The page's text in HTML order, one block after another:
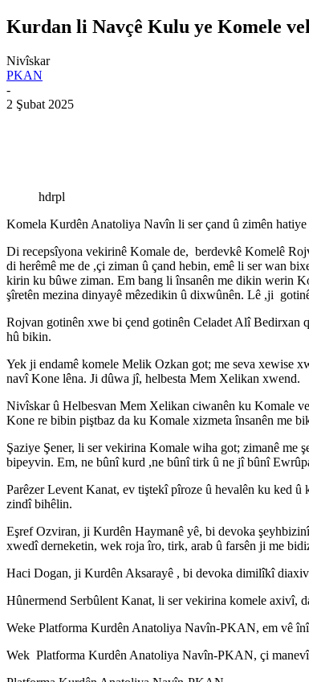
Kurdan li Navçê Kulu ye Komele
Nivîskar
PKAN
-
2 Şubat 2025
hdrpl
Komela Kurdên Anatoliya Navîn li ser çand û zimên
Di recepsîyona vekirinê Komale de, berdevkê Komelê
di herêmê me de ,çi ziman û çand hebin, emê li ser wan
kirin ku bûwe ziman. Em bang li însanên me dikin werin
şîretên mezina dinyayê mêzedikin û dixwûnên. Lê ,ji
Rojvan gotinên xwe bi çend gotinên Celadet Alî Bedirxan
hû bikin.
Yek ji endamê komele Melik Ozkan got; me seva xewise
navî Kone lêna. Ji dûwa jî, helbesta Mem Xelikan xwend.
Nivîskar û Helbesvan Mem Xelikan ciwanên ku Komale
Kone re bibin piştbaz da ku Komale xizmeta însanên me
Şaziye Şener, li ser vekirina Komale wiha got; zimanê
bipeyvin. Em, ne bûnî kurd ,ne bûnî tirk û ne jî bûnî
Parêzer Levent Kanat, ev tiştekî pîroze û hevalên ku ked
zindî bihêlin.
Eşref Ozviran, ji Kurdên Haymanê yê, bi devoka
xwedî derneketin, wek roja îro, tirk, arab û farsên ji me
Haci Dogan, ji Kurdên Aksarayê , bi devoka dimilîkî
Hûnermend Serbûlent Kanat, li ser vekirina komele axivî,
Weke Platforma Kurdên Anatoliya Navîn-PKAN, em vê
Wek Platforma Kurdên Anatoliya Navîn-PKAN, çi manevî